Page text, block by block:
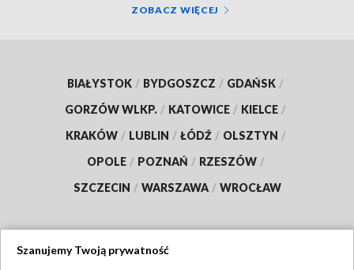
ZOBACZ WIĘCEJ
BIAŁYSTOK / BYDGOSZCZ / GDAŃSK /
GORZÓW WLKP. / KATOWICE / KIELCE /
KRAKÓW / LUBLIN / ŁÓDŹ / OLSZTYN /
OPOLE / POZNAŃ / RZESZÓW /
SZCZECIN / WARSZAWA / WROCŁAW
Szanujemy Twoją prywatność